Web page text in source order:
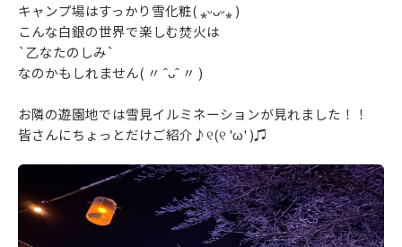
キャンプ場はすっかり雪化粧( ⁎ᵕᴗᵕ⁎ )
こんな白銀の世界で楽しむ焚火は
`乙なたのしみ`
なのかもしれません( 〃 ˆᴗˆ 〃 )
お隣の遊園地では雪見イルミネーションが見れました！！
皆さんにちょっとだけご紹介♪୧(୧ 'ω' )♫